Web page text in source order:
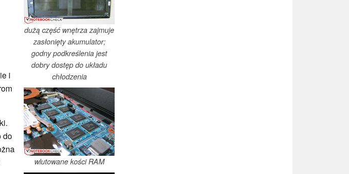
i
do
dużą część wnętrza zajmuje
zasłonięty akumulator;
godny podkreślenia jest
dobry dostęp do układu
chłodzenia
wlutowane kości RAM